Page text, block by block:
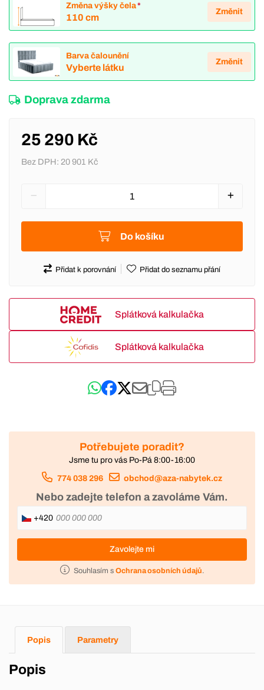
Změna výšky čela*
110 cm
Změnit
Barva čalounění
Vyberte látku
Změnit
Doprava zdarma
25 290 Kč
Bez DPH: 20 901 Kč
Do košíku
Přidat k porovnání Přidat do seznamu přání
Splátková kalkulačka
Splátková kalkulačka
Potřebujete poradit?
Jsme tu pro vás Po-Pá 8:00-16:00
774 038 296 obchod@aza-nabytek.cz
Nebo zadejte telefon a zavoláme Vám.
+420
Zavolejte mi
Souhlasím s Ochrana osobních údajů.
Popis Parametry
Popis